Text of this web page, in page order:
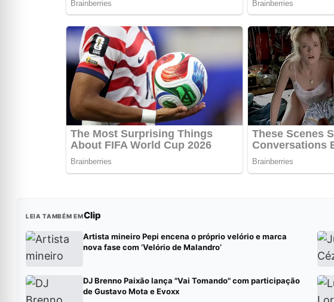
LEIA TAMBÉM EMClip
Artista mineiro Pepi encena o próprio velório e marca
nova fase com ‘Velório de Malandro’
DJ Brenno Paixão lança "Vai Tomando" com participação
de Gustavo Mota e Evoxx